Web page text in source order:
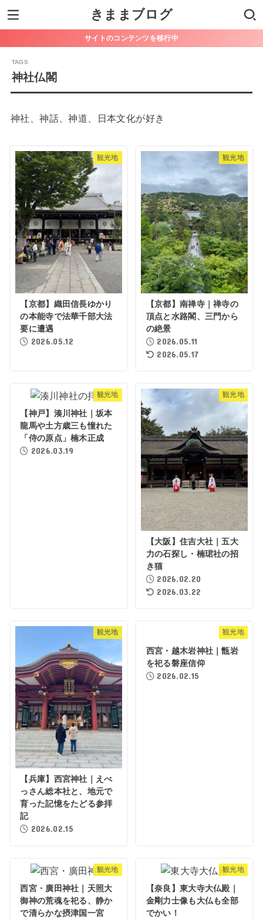
きままブログ
サイトのコンテンツを移行中
神社仏閣
神社、神話、神道、日本文化が好き
観光地
【京都】織田信長ゆかり
の本能寺で法華千部大法
要に遭遇
2026.05.12
観光地
【京都】南禅寺｜禅寺の
頂点と水路閣、三門から
の絶景
2026.05.11
2026.05.17
観光地
【神戸】湊川神社｜坂本
龍馬や土方歳三も憧れた
「侍の原点」楠木正成
2026.03.19
観光地
【大阪】住吉大社｜五大
力の石探し・楠珺社の招
き猫
2026.02.20
2026.03.22
観光地
【兵庫】西宮神社｜えべ
っさん総本社と、地元で
育った記憶をたどる参拝
記
2026.02.15
観光地
西宮・越木岩神社｜甑岩
を祀る磐座信仰
2026.02.15
観光地
西宮・廣田神社｜天照大
御神の荒魂を祀る、静か
で清らかな摂津国一宮
観光地
【奈良】東大寺大仏殿｜
金剛力士像も大仏も全部
でかい！